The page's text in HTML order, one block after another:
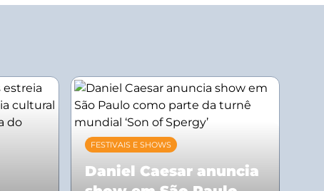
FESTIVAIS E SHOWS
Daniel Caesar anuncia